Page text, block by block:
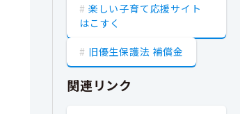
楽しい子育て応援サイト
はこすく
旧優生保護法 補償金
関連リンク